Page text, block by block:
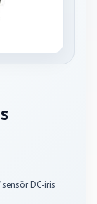
DC-iris